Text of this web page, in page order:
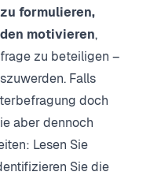
formulieren,
motivieren,
zu beteiligen –
Falls
doch
aber dennoch
Lesen Sie
Sie die